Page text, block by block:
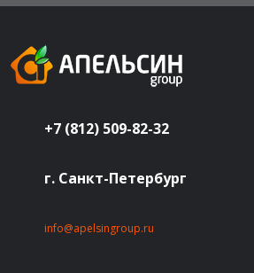
+7 (812) 509-82-32
г. Санкт-Петербург
info@apelsingroup.ru